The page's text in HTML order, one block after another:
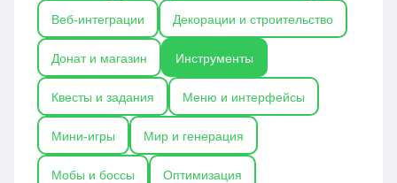
расширенных команд и инструментов, а также
CoreProtect для отслеживания изменений и
восстановления мира. Плагины-инструменты
значительно повышают удобство и
эффективность работы на сервере, особенно для
администраторов и строителей.
Веб-интеграции Декорации и строительство
Донат и магазин Инструменты
Квесты и задания Меню и интерфейсы
Мини-игры Мир и генерация
Мобы и боссы Оптимизация